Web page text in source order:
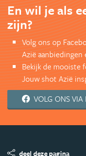
En wil je als
zijn?
Volg ons op
Azië aanbiedingen
Bekijk de mooiste
Jouw shot Azië
VOLG ONS VIA
deel deze pagina